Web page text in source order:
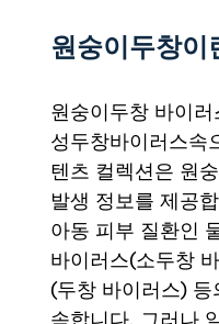
원숭이두창이
원숭이두창 바이
성두창바이러스속
텐츠 컬렉션은 원
발생 정보를 제공
아동 피부 질환인
바이러스(소두창
(두창 바이러스)